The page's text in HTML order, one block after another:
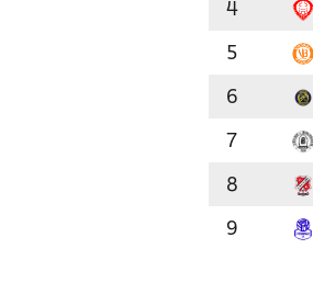
4
5
6
7
8
9